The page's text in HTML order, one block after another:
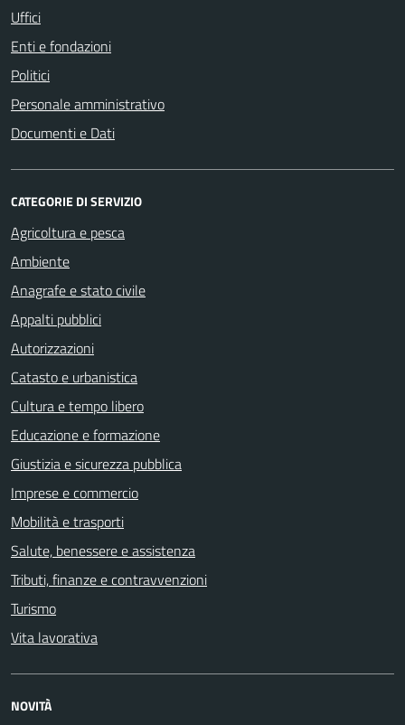
Uffici
Enti e fondazioni
Politici
Personale amministrativo
Documenti e Dati
CATEGORIE DI SERVIZIO
Agricoltura e pesca
Ambiente
Anagrafe e stato civile
Appalti pubblici
Autorizzazioni
Catasto e urbanistica
Cultura e tempo libero
Educazione e formazione
Giustizia e sicurezza pubblica
Imprese e commercio
Mobilità e trasporti
Salute, benessere e assistenza
Tributi, finanze e contravvenzioni
Turismo
Vita lavorativa
NOVITÀ